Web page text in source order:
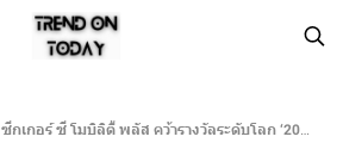
ซีกเกอร์ ซี โมบิลิตี้ พลัส คว้ารางวัลระดับโลก ‘2024 OUTSTANDING ZEEKR PARTNER’ และ ‘2024 SALES AWARD’